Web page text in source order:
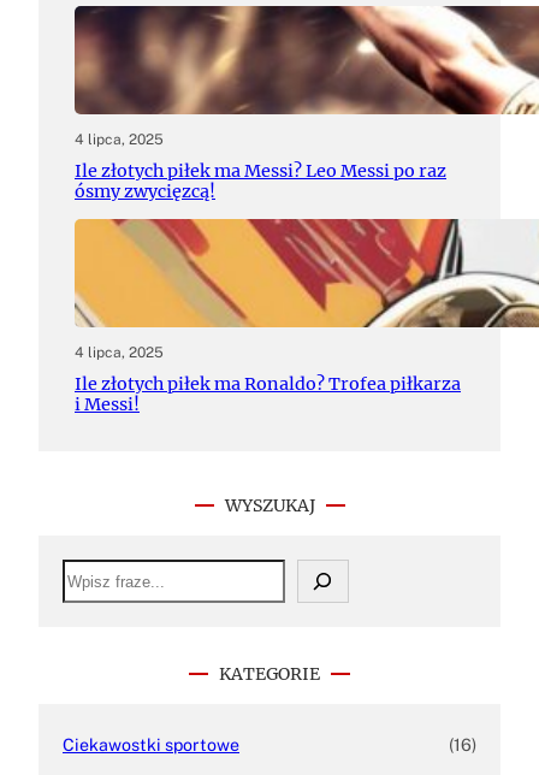
4 lipca, 2025
Ile złotych piłek ma Messi? Leo Messi po raz
ósmy zwycięzcą!
4 lipca, 2025
Ile złotych piłek ma Ronaldo? Trofea piłkarza
i Messi!
WYSZUKAJ
S
e
a
KATEGORIE
Ciekawostki sportowe (16)